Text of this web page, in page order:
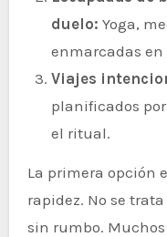
duelo: Yoga,
enmarcadas
Viajes
planificados
el ritual.
La primera opción
rapidez. No se
sin rumbo.